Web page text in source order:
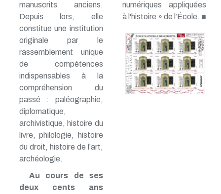
manuscrits anciens.
Depuis lors, elle
constitue une institution
originale par le
rassemblement unique
de compétences
indispensables à la
compréhension du
passé : paléographie,
diplomatique,
archivistique, histoire du
livre, philologie, histoire
du droit, histoire de l’art,
archéologie.
Au cours de ses
deux cents ans
numériques appliquées
à l'histoire » de l’École. ■